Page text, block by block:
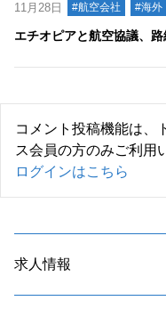
11月28日 #航空会社 #海外
エチオピアと航空協議、
コメント投稿機能は、
ス会員の方のみご利用
ログインはこちら
求人情報